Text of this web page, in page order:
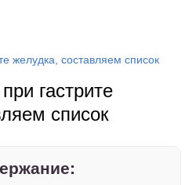
желудка, составляем список
гастрите
список